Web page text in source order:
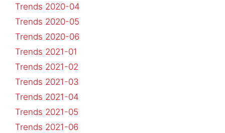
Trends 2020-04
Trends 2020-05
Trends 2020-06
Trends 2021-01
Trends 2021-02
Trends 2021-03
Trends 2021-04
Trends 2021-05
Trends 2021-06